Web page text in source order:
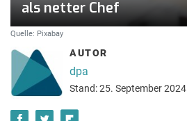
als netter Chef
Quelle: Pixabay
AUTOR
dpa
Stand: 25. September 2024